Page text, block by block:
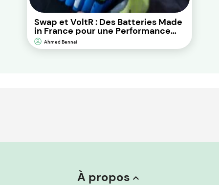
Swap et VoltR : Des Batteries Made
in France pour une Performance
Durable et d’Impact
Environnemental Réduit.
Ahmed Bennai
À propos keyboard_arrow_up